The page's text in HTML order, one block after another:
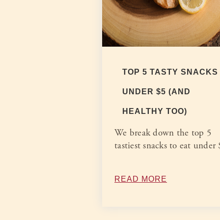
TOP 5 TASTY SNACKS
UNDER $5 (AND
HEALTHY TOO)
We break down the top 5
tastiest snacks to eat under
READ MORE